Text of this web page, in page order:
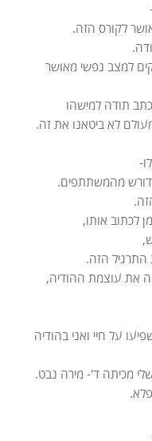
לקורס הזה.
למצב נפשי מאושר
תודה למישהו
לא ביטאנו את זה.
דורש מהמשתתפים.
לכתוב אותו,
הזה.
את עוצמת ההודיה,
על חיי ואני בהודיה
מכיתה ד'- מירה נבט.